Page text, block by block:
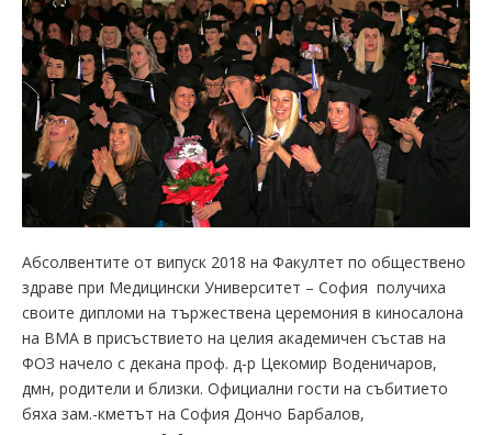
Абсолвентите от випуск 2018 на Факултет по обществено
здраве при Медицински Университет – София получиха
своите дипломи на тържествена церемония в киносалона
на ВМА в присъствието на целия академичен състав на
ФОЗ начело с декана проф. д-р Цекомир Воденичаров,
дмн, родители и близки. Официални гости на събитието
бяха зам.-кметът на София Дончо Барбалов,